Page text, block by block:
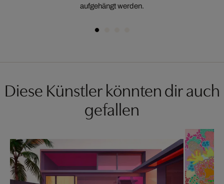
aufgehängt werden.
Diese Künstler könnten dir auch
gefallen